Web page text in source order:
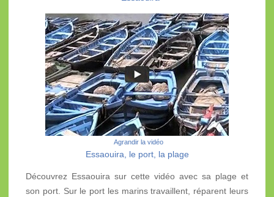
Agrandir la vidéo
Essaouira, le port, la plage
Découvrez Essaouira sur cette vidéo avec sa plage et
son port. Sur le port les marins travaillent, réparent leurs